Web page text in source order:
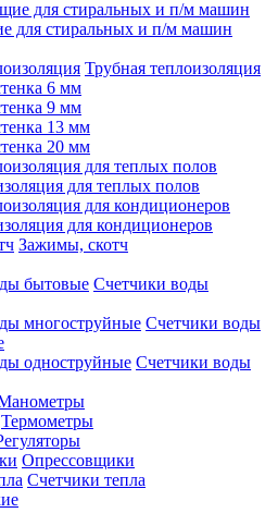
для стиральных и п/м машин
Трубная теплоизоляция
6 мм
9 мм
13 мм
20 мм
для теплых полов
для кондиционеров
Зажимы, скотч
Счетчики воды
Счетчики воды
Счетчики воды
Термометры
Опрессовщики
Счетчики тепла